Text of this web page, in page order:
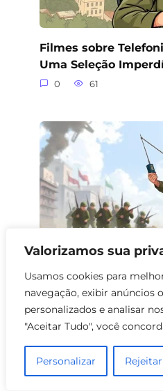
Valorizamos sua
Usamos cookies para
navegação, exibir anúncios
personalizados e analisar
"Aceitar Tudo", você
Personalizar
Filmes sobre
Uma Seleção
0 61
Filmes de Guerra
Radiotelegrafistas
0 61